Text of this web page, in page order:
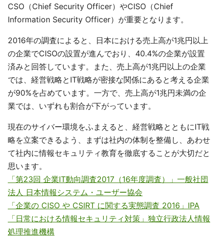
CSO（Chief Security Officer）やCISO（Chief
Information Security Officer）が重要となります。
2016年の調査によると、日本における売上高が1兆円以上
の企業でCISOの設置が進んでおり、40.4%の企業が設置
済みと回答しています。また、売上高が1兆円以上の企業
では、経営戦略とIT戦略が密接な関係にあると考える企業
が90%を占めています。一方で、売上高が1兆円未満の企
業では、いずれも割合が下がっています。
現在のサイバー環境をふまえると、経営戦略とともにIT戦
略を立案できるよう、まずは社内の体制を整備し、あわせ
て社内に情報セキュリティ教育を徹底することが大切だと
思います。
「第23回 企業IT動向調査2017（16年度調査）」一般社団
法人 日本情報システム・ユーザー協会
「企業の CISO や CSIRT に関する実態調査 2016」IPA
「日常における情報セキュリティ対策」独立行政法人情報
処理推進機構